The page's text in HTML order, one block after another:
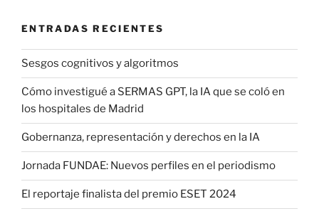
ENTRADAS RECIENTES
Sesgos cognitivos y algoritmos
Cómo investigué a SERMAS GPT, la IA que se coló en
los hospitales de Madrid
Gobernanza, representación y derechos en la IA
Jornada FUNDAE: Nuevos perfiles en el periodismo
El reportaje finalista del premio ESET 2024